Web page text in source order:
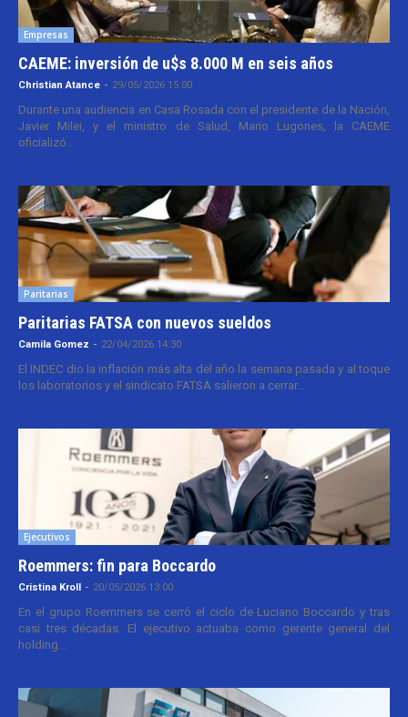
Empresas
CAEME: inversión de u$s 8.000 M en seis años
Christian Atance - 29/05/2026 15:00
Durante una audiencia en Casa Rosada con el presidente de la Nación,
Javier Milei, y el ministro de Salud, Mario Lugones, la CAEME
oficializó...
Paritarias
Paritarias FATSA con nuevos sueldos
Camila Gomez - 22/04/2026 14:30
El INDEC dio la inflación más alta del año la semana pasada y al toque
los laboratorios y el sindicato FATSA salieron a cerrar...
Ejecutivos
Roemmers: fin para Boccardo
Cristina Kroll - 20/05/2026 13:00
En el grupo Roemmers se cerró el ciclo de Luciano Boccardo y tras
casi tres décadas. El ejecutivo actuaba como gerente general del
holding...